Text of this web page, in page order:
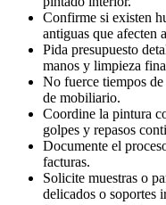
Confirme si existen
antiguas que afecten
Pida presupuesto
manos y limpieza
No fuerce tiempos de
de mobiliario.
Coordine la pintura
golpes y repasos
Documente el
facturas.
Solicite muestras o
delicados o soportes